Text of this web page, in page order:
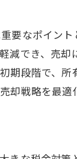
制度と最新情
要なポイン
減でき、売
期段階で、
却戦略を最